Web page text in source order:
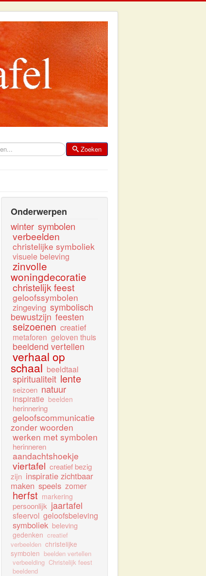
Zoeken
Onderwerpen
winter symbolen
verbeelden
christelijke symboliek
visuele beleving
zinvolle
woningdecoratie
christelijk feest
geloofssymbolen
zingeving symbolisch
bewustzijn feesten
seizoenen creatief
metaforen geloven thuis
beeldend vertellen
verhaal op
schaal beeldtaal
spiritualiteit lente
seizoen natuur
inspiratie beelden
herinnering
geloofscommunicatie
zonder woorden
werken met symbolen
herinneren
aandachtshoekje
viertafel creatief bezig
zijn inspiratie zichtbaar
maken speels zomer
herfst markering
persoonlijk jaartafel
sfeervol geloofsbeleving
symboliek beleving
gedenken creatief
verbeelden christelijke
symbolen beelden vertellen
verbeelding Christelijk feest
beeldend